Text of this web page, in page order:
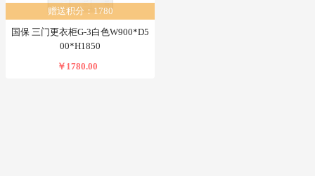
赠送积分：1780
国保 三门更衣柜G-3白色W900*D5
00*H1850
￥1780.00